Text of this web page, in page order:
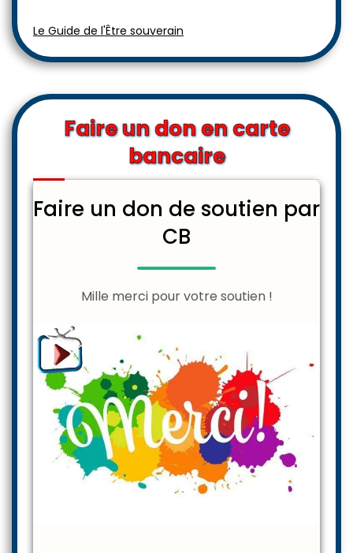
Le Guide de l'Être souverain
Faire un don en carte
bancaire
Faire un don de soutien par
CB
Mille merci pour votre soutien !